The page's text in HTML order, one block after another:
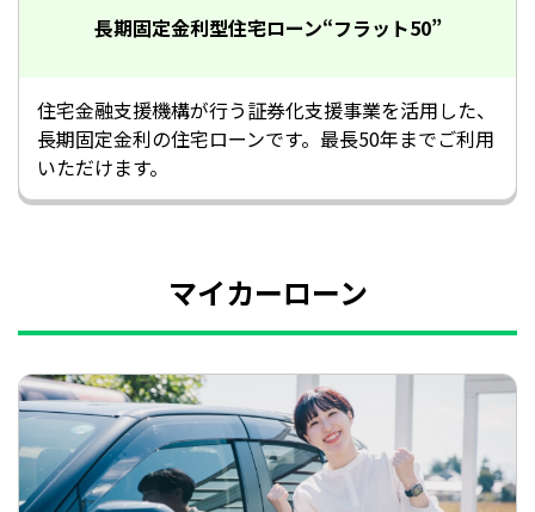
長期固定金利型住宅ローン“フラット50”
住宅金融支援機構が行う証券化支援事業を活用した、
長期固定金利の住宅ローンです。最長50年までご利用
いただけます。
マイカーローン